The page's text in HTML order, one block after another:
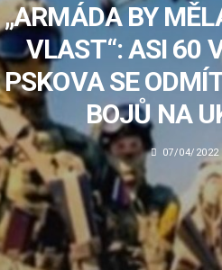
„ARMÁDA BY
VLAST“: ASI 60
PSKOVA SE
BOJŮ NA
07/04/2022